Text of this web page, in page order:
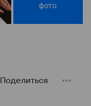
фото
Поделиться